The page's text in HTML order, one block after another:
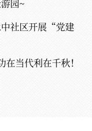
园~
社区开展“党建
当代利在千秋！